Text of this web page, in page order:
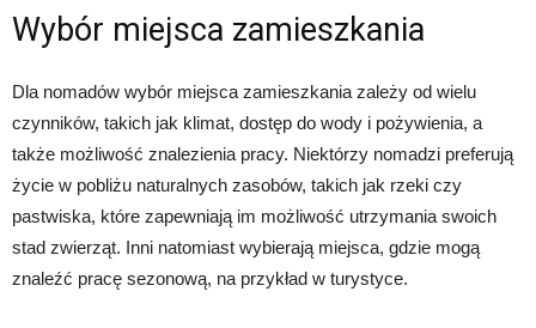
Wybór miejsca zamieszkania
Dla nomadów wybór miejsca zamieszkania zależy od wielu
czynników, takich jak klimat, dostęp do wody i pożywienia, a
także możliwość znalezienia pracy. Niektórzy nomadzi preferują
życie w pobliżu naturalnych zasobów, takich jak rzeki czy
pastwiska, które zapewniają im możliwość utrzymania swoich
stad zwierząt. Inni natomiast wybierają miejsca, gdzie mogą
znaleźć pracę sezonową, na przykład w turystyce.